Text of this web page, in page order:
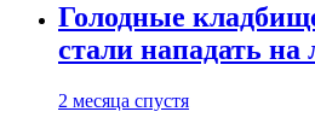
Голодные
стали нападать на
2 месяца спустя